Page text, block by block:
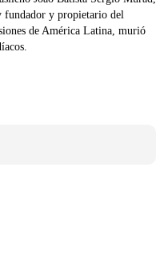
fundador y propietario del
de América Latina, murió